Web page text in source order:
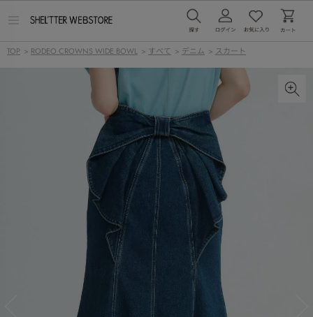
ー
TOP > RODEO CROWNS WIDE BOWL > すべて > デニム > スカート